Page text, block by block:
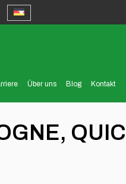
Über uns Blog Kontakt